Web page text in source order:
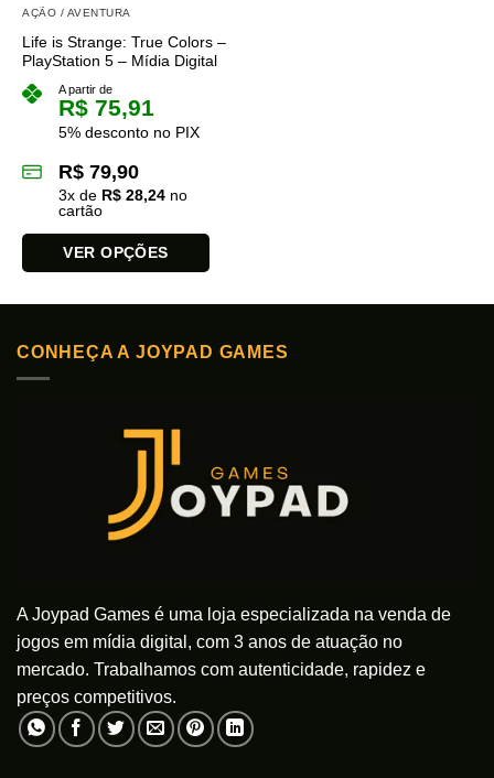
AÇÃO / AVENTURA
Life is Strange: True Colors –
PlayStation 5 – Mídia Digital
A partir de
R$ 75,91
5% desconto no PIX
R$ 79,90
3x de R$ 28,24 no
cartão
VER OPÇÕES
produto
várias
variantes.
CONHEÇA A JOYPAD GAMES
A Joypad Games é uma loja especializada na venda de
jogos em mídia digital, com 3 anos de atuação no
mercado. Trabalhamos com autenticidade, rapidez e
preços competitivos.